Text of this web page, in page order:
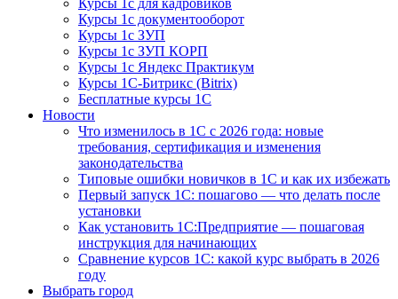
Курсы 1с для кадровиков
Курсы 1с документооборот
Курсы 1с ЗУП
Курсы 1с ЗУП КОРП
Курсы 1с Яндекс Практикум
Курсы 1С-Битрикс (Bitrix)
Бесплатные курсы 1С
Новости
Что изменилось в 1С с 2026 года: новые
требования, сертификация и изменения
законодательства
Типовые ошибки новичков в 1С и как их избежать
Первый запуск 1С: пошагово — что делать после
установки
Как установить 1С:Предприятие — пошаговая
инструкция для начинающих
Сравнение курсов 1С: какой курс выбрать в 2026
году
Выбрать город